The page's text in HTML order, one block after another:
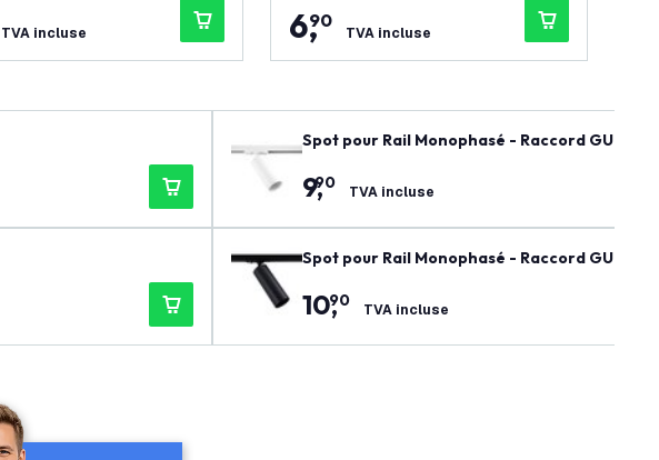
TVA incluse 6,
90
TVA incluse
Spot pour Rail Monophasé - Raccord GU10 -
9,
90 TVA incluse
Spot pour Rail Monophasé - Raccord GU10 -
10,
90 TVA incluse